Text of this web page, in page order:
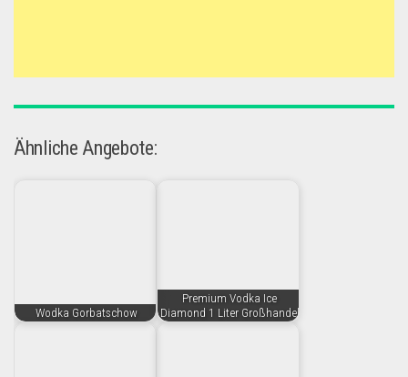
Ähnliche Angebote:
Wodka Gorbatschow
Premium Vodka Ice
Diamond 1 Liter Großhandel